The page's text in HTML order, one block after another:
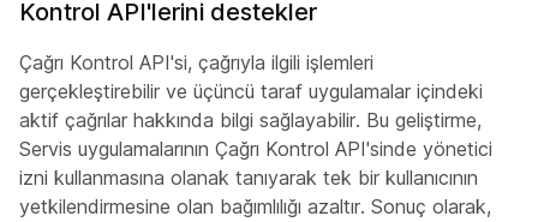
Kontrol API'lerini destekler
Çağrı Kontrol API'si, çağrıyla ilgili işlemleri
gerçekleştirebilir ve üçüncü taraf uygulamalar içindeki
aktif çağrılar hakkında bilgi sağlayabilir. Bu geliştirme,
Servis uygulamalarının Çağrı Kontrol API'sinde yönetici
izni kullanmasına olanak tanıyarak tek bir kullanıcının
yetkilendirmesine olan bağımlılığı azaltır. Sonuç olarak,